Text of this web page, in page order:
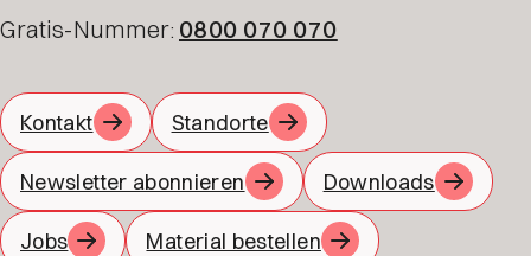
Gratis-Nummer: 0800 070 070
Kontakt Standorte
Newsletter abonnieren Downloads
Jobs Material bestellen